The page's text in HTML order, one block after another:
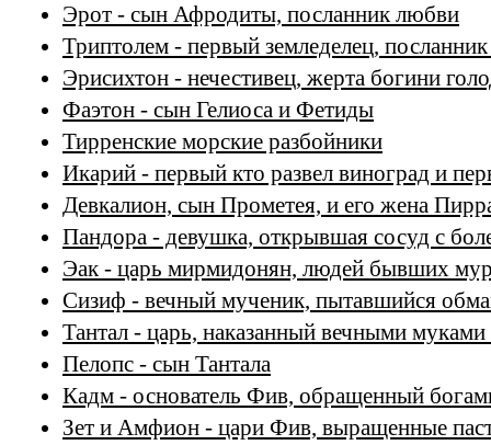
Эрот - сын Афродиты, посланник любви
Триптолем - первый земледелец,
Эрисихтон - нечестивец, жерта богини
Фаэтон - сын Гелиоса и Фетиды
Тирренские морские разбойники
Икарий - первый кто развел виноград и
Девкалион, сын Прометея, и его жена
Пандора - девушка, открывшая сосуд с
Эак - царь мирмидонян, людей бывших
Сизиф - вечный мученик, пытавшийся
Тантал - царь, наказанный вечными муками
Пелопс - сын Тантала
Кадм - основатель Фив, обращенный
Зет и Амфион - цари Фив, выращенные